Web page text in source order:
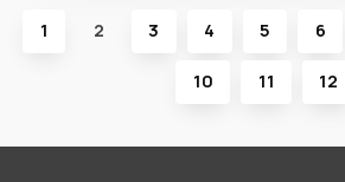
1 2 3 4 5 6
10 11 12